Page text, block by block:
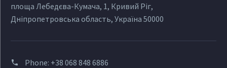
площа Лебедєва-Кумача, 1, Кривий Ріг,
Дніпропетровська область, Україна 50000
Phone: +38 068 848 6886